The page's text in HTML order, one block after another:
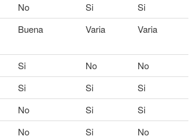
No Si
Si
Buena Varia Varia
Si No
No
Si Si
Si
No Si
Si
No Si No